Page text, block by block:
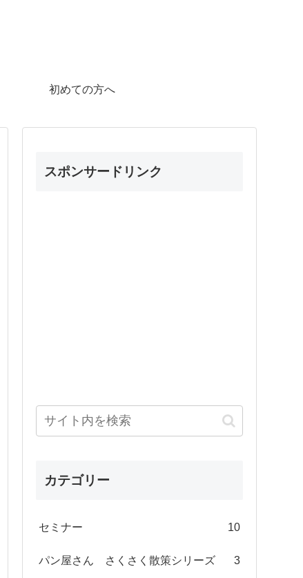
初めての方へ
スポンサードリンク
カテゴリー
セミナー 10
パン屋さん さくさく散策シリーズ 3